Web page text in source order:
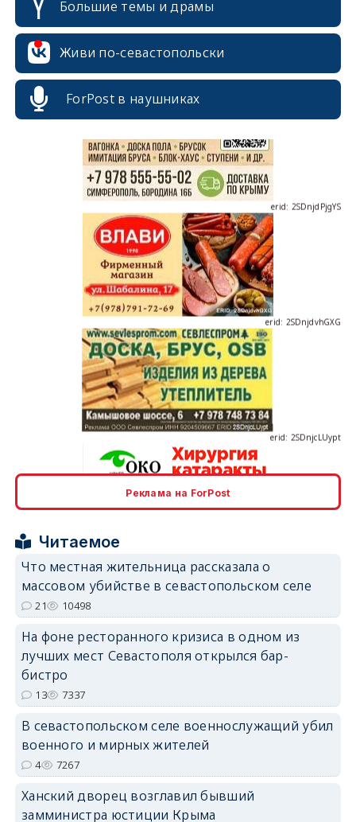
Большие темы и драмы
Живи по-севастопольски
ForPost в наушниках
erid: 2SDnjdvhGXG
erid: 2SDnjcrDNw6
erid: 2SDnjdPjgYS
erid: 2SDnjdvhGXG
Реклама на ForPost
Читаемое
Что местная жительница рассказала о
массовом убийстве в севастопольском селе
21 10498
На фоне ресторанного кризиса в одном из
лучших мест Севастополя открылся бар-
бистро
13 7337
В севастопольском селе военнослужащий убил
военного и мирных жителей
4 7267
Ханский дворец возглавил бывший
замминистра юстиции Крыма